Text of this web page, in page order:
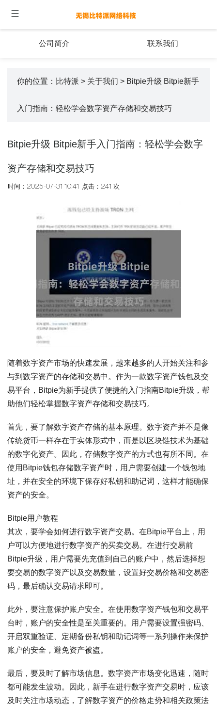
公司简介 联系我们
你的位置： 比特派 > 关于我们 > Bitpie升级 Bitpie新手
入门指南：轻松学会数字资产存储和交易技巧
Bitpie升级 Bitpie新手入门指南：轻松学会数字
资产存储和交易技巧
时间：2025-07-31 10:41 点击：241 次
随着数字资产市场的快速发展，越来越多的人开始关注和参
与到数字资产的存储和交易中。作为一款数字资产钱包及交
易平台，Bitpie为新手提供了便捷的入门指南Bitpie升级，帮
助他们轻松掌握数字资产存储和交易技巧。
首先，要了解数字资产存储的基本原理。数字资产并不是像
传统货币一样存在于实体形式中，而是以区块链技术为基础
的数字化资产。因此，存储数字资产的方式也有所不同。在
使用Bitpie钱包存储数字资产时，用户需要创建一个钱包地
址，并在安全的环境下保存好私钥和助记词，这样才能确保
资产的安全。
Bitpie用户教程
其次，要学会如何进行数字资产交易。在Bitpie平台上，用
户可以方便地进行数字资产的买卖交易。在进行交易前
Bitpie升级，用户需要先充值到自己的账户中，然后选择想
要交易的数字资产以及交易数量，设置好交易价格和交易密
码，最后确认交易请求即可。
此外，要注意保护账户安全。在使用数字资产钱包和交易平
台时，账户的安全性是至关重要的。用户需要设置强密码、
开启双重验证、定期备份私钥和助记词等一系列操作来保护
账户的安全，避免资产被盗。
最后，要及时了解市场信息。数字资产市场变化迅速，随时
都可能发生波动。因此，新手在进行数字资产交易时，应该
及时关注市场动态，了解数字资产的价格走势和相关政策法